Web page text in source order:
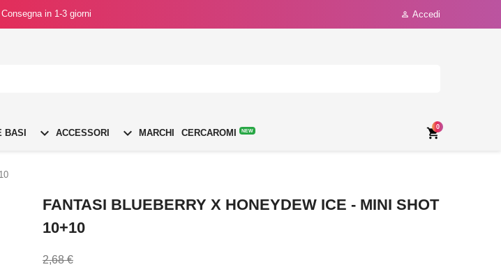
Consegna in 1-3 giorni  Accedi
BASI  ACCESSORI  MARCHI CERCAROMI NEW 
0
FANTASI BLUEBERRY X HONEYDEW ICE - MINI SHOT
10+10
2,68 €